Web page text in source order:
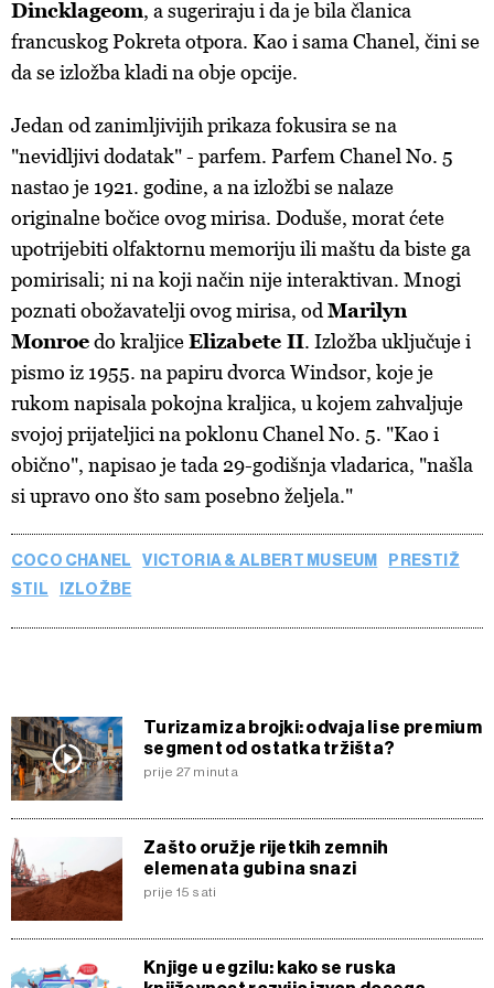
povući bez negativnih posljedica.
Dincklageom, a sugeriraju i da je bila članica
francuskog Pokreta otpora. Kao i sama Chanel, čini se
da se izložba kladi na obje opcije.
Jedan od zanimljivijih prikaza fokusira se na
"nevidljivi dodatak" - parfem. Parfem Chanel No. 5
nastao je 1921. godine, a na izložbi se nalaze
originalne bočice ovog mirisa. Doduše, morat ćete
upotrijebiti olfaktornu memoriju ili maštu da biste ga
pomirisali; ni na koji način nije interaktivan. Mnogi
poznati obožavatelji ovog mirisa, odMarilyn
Monroedo kraljiceElizabete II. Izložba uključuje i
pismo iz 1955. na papiru dvorca Windsor, koje je
rukom napisala pokojna kraljica, u kojem zahvaljuje
svojoj prijateljici na poklonu Chanel No. 5. "Kao i
obično", napisao je tada 29-godišnja vladarica, "našla
si upravo ono što sam posebno željela."
COCO CHANEL VICTORIA & ALBERT MUSEUM
PRESTIŽ
STIL
IZLOŽBE
Turizam iza brojki: odvaja li se premium
segment od ostatka tržišta?
prije 27 minuta
Zašto oružje rijetkih zemnih
elemenata gubi na snazi
prije 15 sati
Knjige u egzilu: kako se ruska